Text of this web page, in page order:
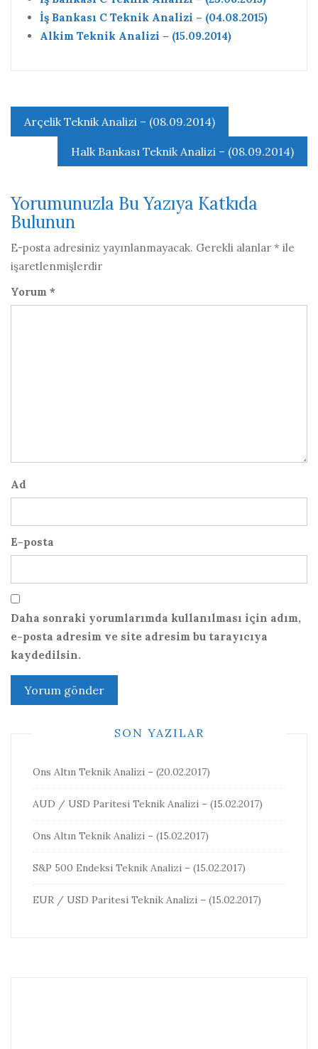
İş Bankası C Teknik Analizi – (04.08.2015)
Alkim Teknik Analizi – (15.09.2014)
Yazı
gezinmesi
Arçelik Teknik Analizi – (08.09.2014)
Halk Bankası Teknik Analizi – (08.09.2014)
Yorumunuzla Bu Yazıya Katkıda
Bulunun
E-posta adresiniz yayınlanmayacak. Gerekli alanlar * ile
işaretlenmişlerdir
Yorum *
Ad
E-posta
Daha sonraki yorumlarımda kullanılması için adım,
e-posta adresim ve site adresim bu tarayıcıya
kaydedilsin.
SON YAZILAR
Ons Altın Teknik Analizi – (20.02.2017)
AUD / USD Paritesi Teknik Analizi – (15.02.2017)
Ons Altın Teknik Analizi – (15.02.2017)
S&P 500 Endeksi Teknik Analizi – (15.02.2017)
EUR / USD Paritesi Teknik Analizi – (15.02.2017)